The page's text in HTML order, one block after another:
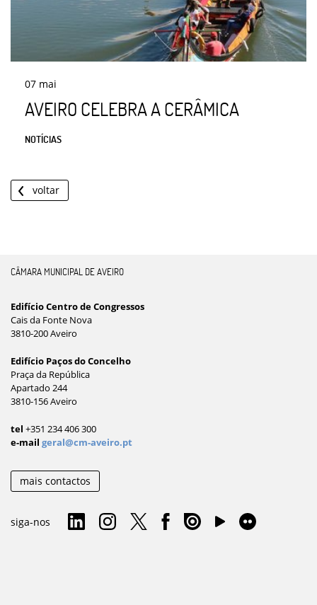
07 mai
AVEIRO CELEBRA A CERÂMICA
NOTÍCIAS
voltar
CÂMARA MUNICIPAL DE AVEIRO
Edifício Centro de Congressos
Cais da Fonte Nova
3810-200 Aveiro
Edifício Paços do Concelho
Praça da República
Apartado 244
3810-156 Aveiro
tel +351 234 406 300
e-mail geral@cm-aveiro.pt
mais contactos
siga-nos